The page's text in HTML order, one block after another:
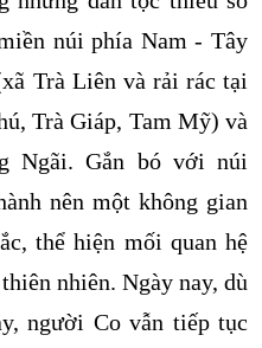
núi phía Nam - Tây
Trà Liên và rải rác tại
Trà Giáp, Tam Mỹ) và
Ngãi. Gắn bó với núi
nên một không gian
thể hiện mối quan hệ
nhiên. Ngày nay, dù
người Co vẫn tiếp tục